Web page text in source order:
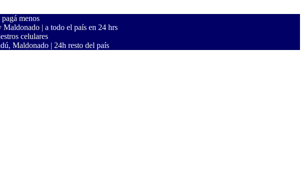
menos
| a todo el país en 24 hrs
celulares
Maldonado | 24h resto del país